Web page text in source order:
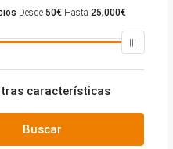
Desde 50€ Hasta 25,000€
características
Buscar